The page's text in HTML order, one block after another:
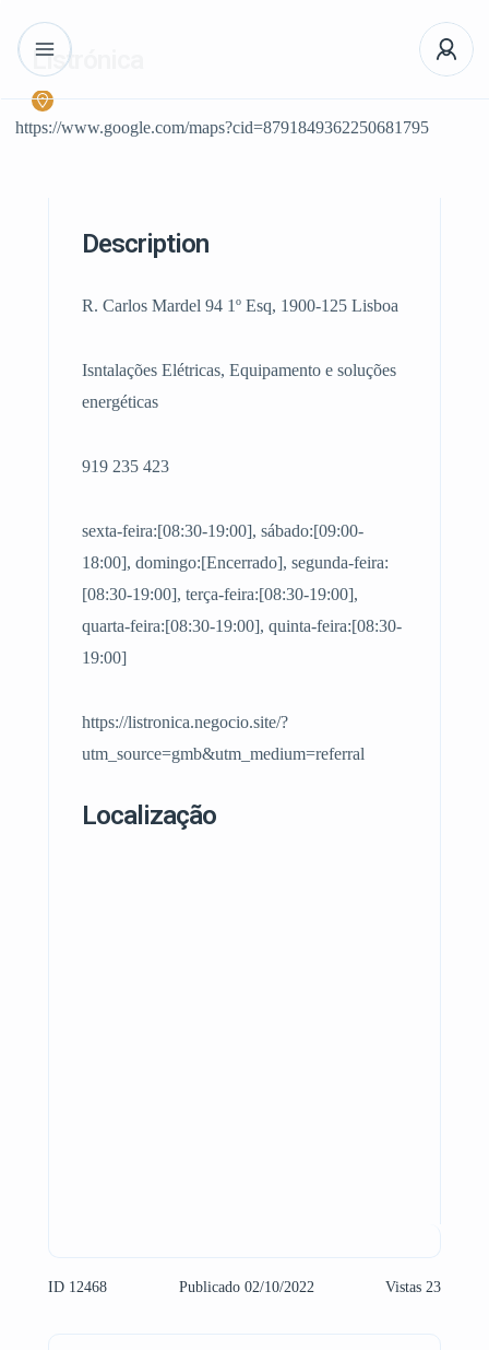
Listrónica
https://www.google.com/maps?cid=8791849362250681795
Description
R. Carlos Mardel 94 1º Esq, 1900-125 Lisboa
Isntalações Elétricas, Equipamento e soluções
energéticas
919 235 423
sexta-feira:[08:30-19:00], sábado:[09:00-
18:00], domingo:[Encerrado], segunda-feira:
[08:30-19:00], terça-feira:[08:30-19:00],
quarta-feira:[08:30-19:00], quinta-feira:[08:30-
19:00]
https://listronica.negocio.site/?
utm_source=gmb&utm_medium=referral
Localização
ID 12468 Publicado 02/10/2022 Vistas 23